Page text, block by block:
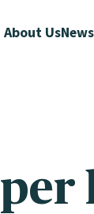
About Us